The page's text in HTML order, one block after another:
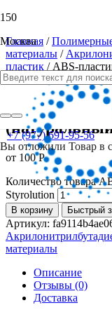
Москва
Вы отложили Товар в
+7 (977) 691-95-56
Главная /
материалы /
пластик / ABS-
Styrolution
ABS-
от 100Р
Количество товара
Styrolution
В корзину Быстрый
Артикул:
материалы
Описание
Отзывы (0)
Доставка